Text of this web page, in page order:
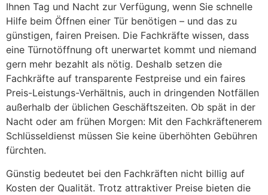
Ihnen Tag und Nacht zur Verfügung, wenn Sie schnelle
Hilfe beim Öffnen einer Tür benötigen – und das zu
günstigen, fairen Preisen. Die Fachkräfte wissen, dass
eine Türnotöffnung oft unerwartet kommt und niemand
gern mehr bezahlt als nötig. Deshalb setzen die
Fachkräfte auf transparente Festpreise und ein faires
Preis-Leistungs-Verhältnis, auch in dringenden Notfällen
außerhalb der üblichen Geschäftszeiten. Ob spät in der
Nacht oder am frühen Morgen: Mit den Fachkräftenerem
Schlüsseldienst müssen Sie keine überhöhten Gebühren
fürchten.
Günstig bedeutet bei den Fachkräften nicht billig auf
Kosten der Qualität. Trotz attraktiver Preise bieten die